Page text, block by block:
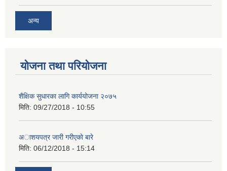
अन्य
योजना तथा परियोजना
शैक्षिक सुधारका लागि कार्ययोजना २०७५
मिति: 09/27/2018 - 10:55
अाशयपत्र जारी गरीएकाे बारे
मिति: 06/12/2018 - 15:14